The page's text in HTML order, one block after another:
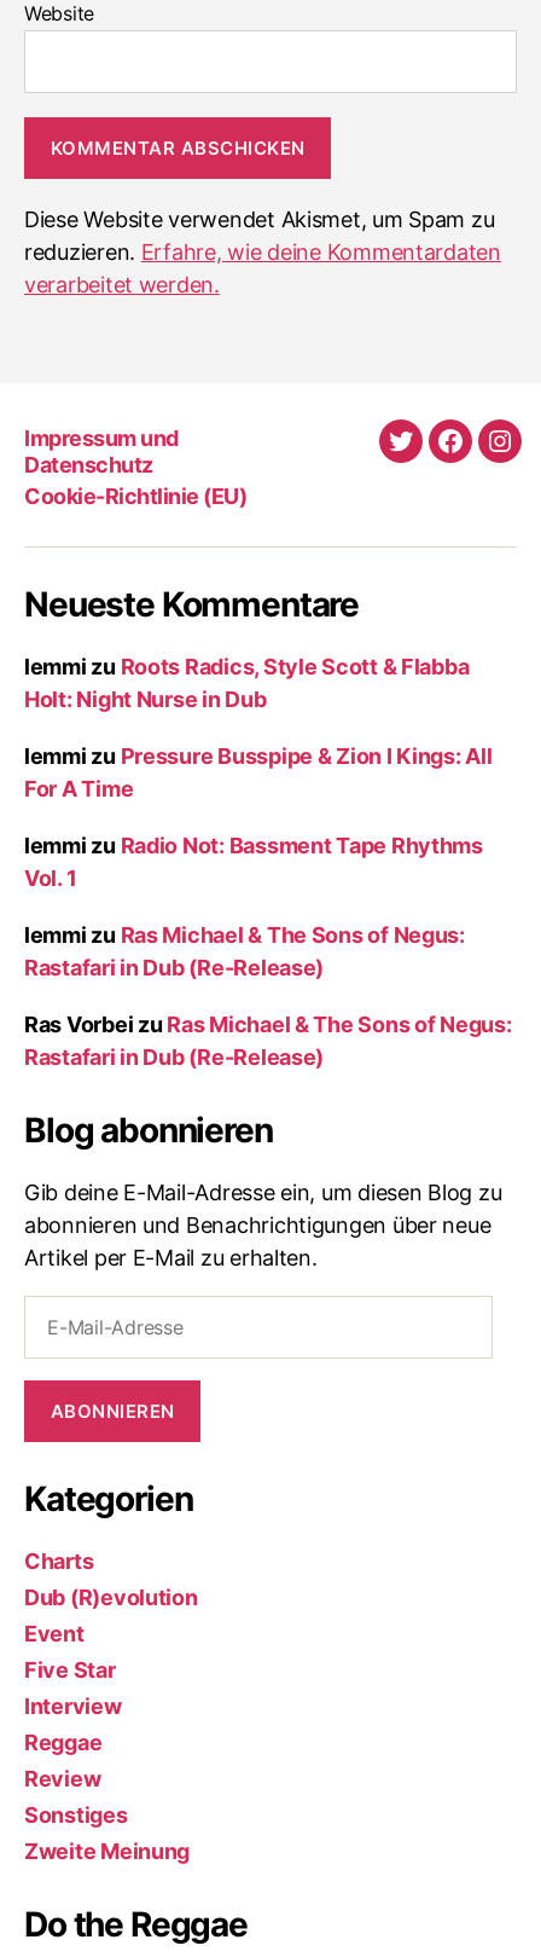
Website
Diese Website verwendet Akismet, um Spam zu
reduzieren. Erfahre, wie deine Kommentardaten
verarbeitet werden.
Impressum und
Datenschutz
Cookie-Richtlinie (EU)
Twitter
Neueste Kommentare
lemmi zu Roots Radics, Style Scott & Flabba
Holt: Night Nurse in Dub
lemmi zu Pressure Busspipe & Zion I Kings: All
For A Time
lemmi zu Radio Not: Bassment Tape Rhythms
Vol. 1
lemmi zu Ras Michael & The Sons of Negus:
Rastafari in Dub (Re-Release)
Ras Vorbei zu Ras Michael & The Sons of Negus:
Rastafari in Dub (Re-Release)
Blog abonnieren
Gib deine E-Mail-Adresse ein, um diesen Blog zu
abonnieren und Benachrichtigungen über neue
Artikel per E-Mail zu erhalten.
Mail-
ABONNIEREN
Kategorien
Charts
Dub (R)evolution
Event
Five Star
Interview
Reggae
Review
Sonstiges
Zweite Meinung
Do the Reggae